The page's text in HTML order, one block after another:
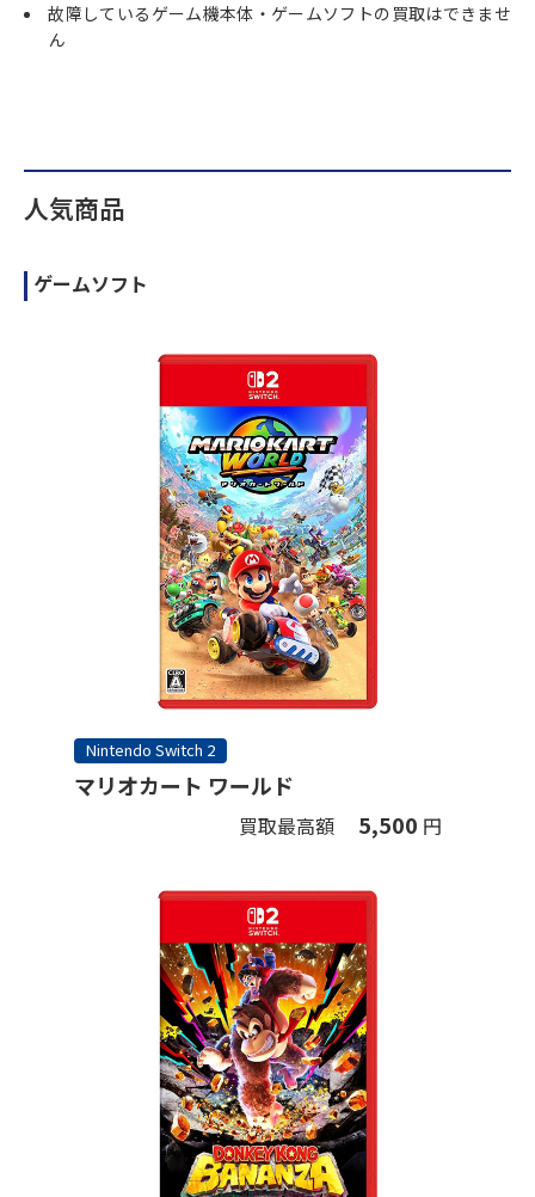
故障しているゲーム機本体・ゲームソフトの買取はできませ
ん
人気商品
ゲームソフト
Nintendo Switch 2
マリオカート ワールド
買取最高額 5,500 円